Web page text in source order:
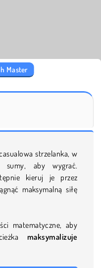
Master
strzelanka, w
sumy, aby wygrać.
kieruj je przez
maksymalną siłę
matematyczne, aby
maksymalizuje